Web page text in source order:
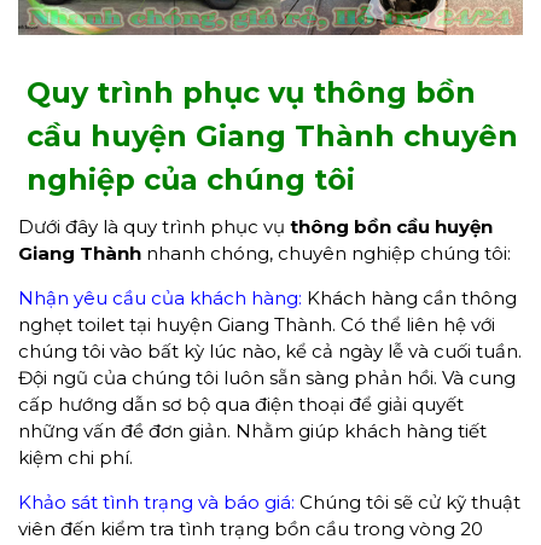
Quy trình phục vụ thông bồn
cầu huyện Giang Thành chuyên
nghiệp của chúng tôi
Dưới đây là quy trình phục vụ thông bồn cầu huyện
Giang Thành nhanh chóng, chuyên nghiệp chúng tôi:
Nhận yêu cầu của khách hàng: Khách hàng cần thông
nghẹt toilet tại huyện Giang Thành. Có thể liên hệ với
chúng tôi vào bất kỳ lúc nào, kể cả ngày lễ và cuối tuần.
Đội ngũ của chúng tôi luôn sẵn sàng phản hồi. Và cung
cấp hướng dẫn sơ bộ qua điện thoại để giải quyết
những vấn đề đơn giản. Nhằm giúp khách hàng tiết
kiệm chi phí.
Khảo sát tình trạng và báo giá: Chúng tôi sẽ cử kỹ thuật
viên đến kiểm tra tình trạng bồn cầu trong vòng 20